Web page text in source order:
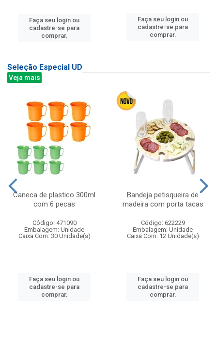
Faça seu login ou
cadastre-se para
comprar.
Faça seu login ou
cadastre-se para
comprar.
Seleção Especial UD
Veja mais
Caneca de plastico 300ml
com 6 pecas
Código: 471090
Embalagem: Unidade
Caixa Com: 30 Unidade(s)
Faça seu login ou
cadastre-se para
comprar.
Bandeja petisqueira de
madeira com porta tacas
Código: 622229
Embalagem: Unidade
Caixa Com: 12 Unidade(s)
Faça seu login ou
cadastre-se para
comprar.